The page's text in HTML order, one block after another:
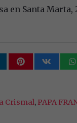
en Santa Marta,
Crismal, PAPA